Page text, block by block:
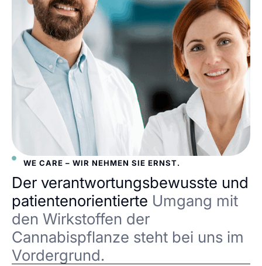
WE CARE – WIR NEHMEN SIE ERNST.
Der verantwortungsbewusste und
patientenorientierte Umgang mit
den Wirkstoffen der
Cannabispflanze steht bei uns im
Vordergrund.